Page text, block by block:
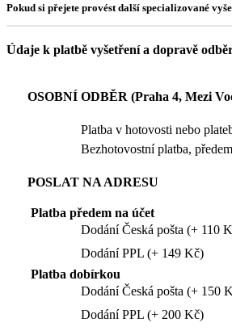
Pokud si přejete provést další specializované
Údaje k platbě vyšetření a dopravě
OSOBNÍ ODBĚR (Praha 4, Mezi
Platba v hotovosti nebo
Bezhotovostní platba,
POSLAT NA ADRESU
Platba předem na účet
Dodání Česká pošta (+ 110
Dodání PPL (+ 149 Kč)
Platba dobírkou
Dodání Česká pošta (+ 150
Dodání PPL (+ 200 Kč)